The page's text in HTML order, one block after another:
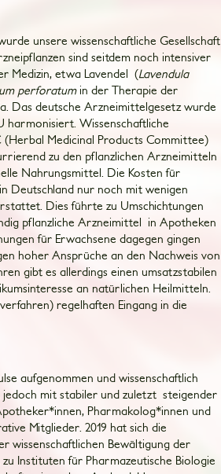
unsere wissenschaftliche Gesellschaft
sind seitdem noch intensiver
Medizin, etwa Lavendel (Lavendula
perforatumin der Therapie der
Das deutsche Arzneimittelgesetz wurde
harmonisiert. Wissenschaftliche
(Herbal Medicinal Products Committee)
zu den pflanzlichen Arzneimitteln
Nahrungsmittel. Die Kosten für
Deutschland nur noch mit wenigen
Dies führte zu Umschichtungen
pflanzliche Arzneimittel in Apotheken
für Erwachsene dagegen gingen
hoher Ansprüche an den Nachweis von
gibt es allerdings einen umsatzstabilen
an natürlichen Heilmitteln.
regelhaften Eingang in die
aufgenommen und wissenschaftlich
mit stabiler und zuletzt steigender
Pharmakolog*innen und
Mitglieder. 2019 hat sich die
wissenschaftlichen Bewältigung der
Instituten für Pharmazeutische Biologie